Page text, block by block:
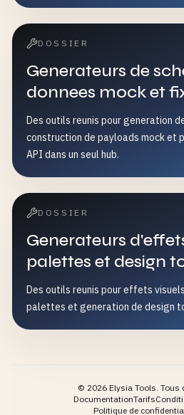
DOSSIER
Generateurs de
donnees mock et
Des outils reunis pour generation
construction de payloads mock et
API dans un seul hub.
DOSSIER
Generateurs
palettes et design
Des outils reunis pour effets
palettes et generation de design
© 2026 Elysia Tools. Tous
DocumentationTarifs
Politique de